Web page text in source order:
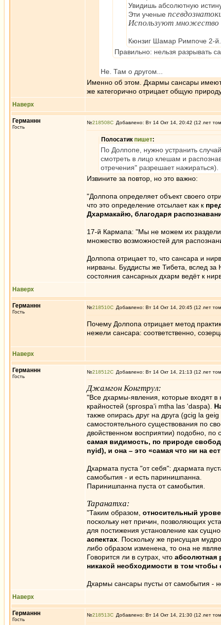
Увидишь абсолютную
Эти ученые
Используют множество
Кюнзиг Шамар Римпоче 2-й.
Правильно: нельзя разрывать
Не. Там о другом...
Именно об этом. Дхармы сансары
же категорично отрицает общую
Наверх
Германнн
Гость
№218508 Добавлено: Вт 14 Окт 14, 20:42 (12 лет
Полосатик пишет:
По Долпопе, нужно устранить
смотреть в лицо клешам и
отречения" разрешает нажираться).
Извините за повтор, но это важно:
"Долпопа определяет объект своего
что это определение отсылает как к
Дхармакайю, благодаря
17-й Кармапа: "Мы не можем их
множество возможностей для
Долпопа отрицает то, что сансара и
нирваны. Буддисты же Тибета, вслед за
состояния сансарных дхарм ведёт к
Наверх
Германнн
Гость
№218510 Добавлено: Вт 14 Окт 14, 20:45 (12 лет
Почему Долпопа отрицает метод
нежели сансара: соответственно,
Наверх
Германнн
Гость
№218512 Добавлено: Вт 14 Окт 14, 21:13 (12 лет
Джамгон Конгтрул:
"Все дхармы-явления, которые входят
крайностей (sprospa’i mtha las 'daspa).
также опирась друг на друга (gcig la
самостоятельного существования по
двойственном восприятии) подобно, по
самая видимость, по природе
nyid), и она – это «самая что ни на
Дхармата пуста "от себя": дхармата
самобытия - и есть паринишпанна.
Паринишпанна пуста от самобытия.
Таранатха:
"Таким образом, относительный
поскольку нет причин, позволяющих
для постижения установление как
аспектах . Поскольку же присущая
либо образом изменена, то она не
Говорится ли в сутрах, что абсолютная
никакой необходимости в том чтобы
Дхармы сансары пусты от самобытия -
Наверх
Германнн
Гость
№218513 Добавлено: Вт 14 Окт 14, 21:30 (12 лет